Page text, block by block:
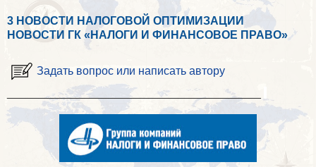
3 НОВОСТИ НАЛОГОВОЙ ОПТИМИЗАЦИИ
НОВОСТИ ГК «НАЛОГИ И ФИНАНСОВОЕ ПРАВО»
Задать вопрос или написать автору
________________________________________